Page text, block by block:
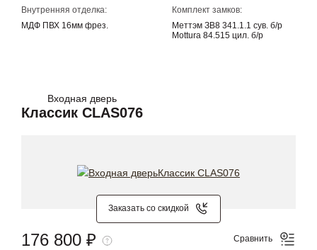
Внутренняя отделка:
МДФ ПВХ 16мм фрез.
Комплект замков:
Меттэм ЗВ8 341.1.1 сув. б/р
Mottura 84.515 цил. б/р
Входная дверь
Классик CLAS076
Заказать со скидкой
176 800 ₽ Сравнить